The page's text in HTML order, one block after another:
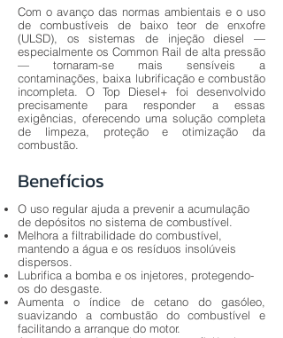
Com o avanço das normas ambientais e o uso
de combustíveis de baixo teor de enxofre
(ULSD), os sistemas de injeção diesel —
especialmente os Common Rail de alta pressão
— tornaram-se mais sensíveis a
contaminações, baixa lubrificação e combustão
incompleta. O Top Diesel+ foi desenvolvido
precisamente para responder a essas
exigências, oferecendo uma solução completa
de limpeza, proteção e otimização da
combustão.
Benefícios
O uso regular ajuda a prevenir a acumulação
de depósitos no sistema de combustível.
Melhora a filtrabilidade do combustível,
mantendo a água e os resíduos insolúveis
dispersos.
Lubrifica a bomba e os injetores, protegendo-
os do desgaste.
Aumenta o índice de cetano do gasóleo,
suavizando a combustão do combustível e
facilitando a arranque do motor.